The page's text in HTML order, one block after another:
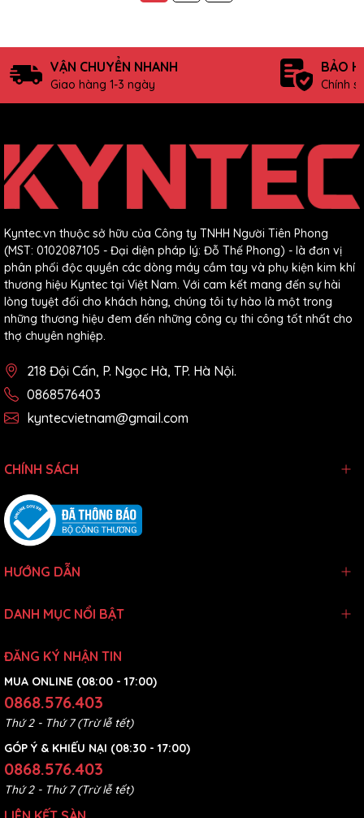
VẬN CHUYỂN NHANH
Giao hàng 1-3 ngày
BẢO
Chính
Kyntec.vn thuộc sở hữu của Công ty TNHH Người Tiên Phong
(MST: 0102087105 - Đại diện pháp lý: Đỗ Thế Phong) - là đơn vị
phân phối độc quyền các dòng máy cầm tay và phụ kiện kim khí
thương hiệu Kyntec tại Việt Nam. Với cam kết mang đến sự hài
lòng tuyệt đối cho khách hàng, chúng tôi tự hào là một trong
những thương hiệu đem đến những công cụ thi công tốt nhất cho
thợ chuyên nghiệp.
218 Đội Cấn, P. Ngọc Hà, TP. Hà Nội.
0868576403
kyntecvietnam@gmail.com
CHÍNH SÁCH
HƯỚNG DẪN
DANH MỤC NỔI BẬT
ĐĂNG KÝ NHẬN TIN
MUA ONLINE (08:00 - 17:00)
0868.576.403
Thứ 2 - Thứ 7 (Trừ lễ tết)
GÓP Ý & KHIẾU NẠI (08:30 - 17:00)
0868.576.403
Thứ 2 - Thứ 7 (Trừ lễ tết)